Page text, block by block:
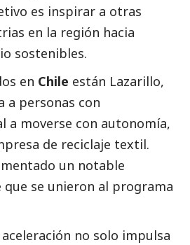
es inspirar a otras
en la región hacia
sostenibles.
en Chile están Lazarillo,
a personas con
a moverse con autonomía,
de reciclaje textil.
un notable
se unieron al programa
no solo impulsa